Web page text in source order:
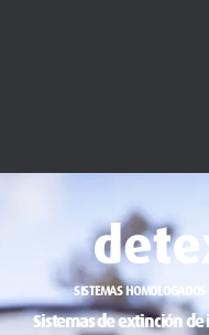
SISTEMAS
Sistemas de extinción
R-107 certification –